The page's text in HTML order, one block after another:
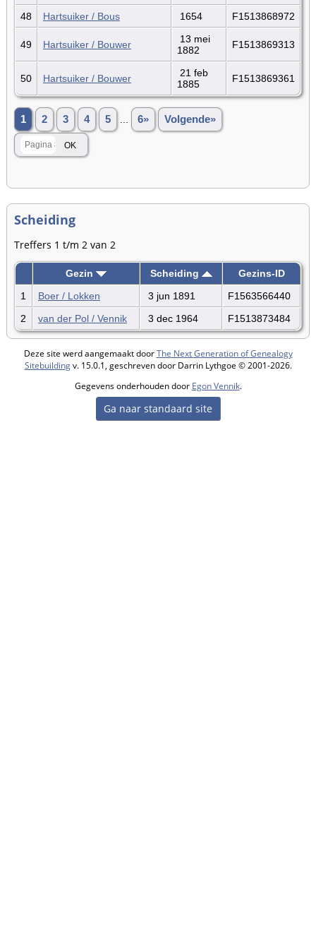
48 Hartsuiker / Bous 1654 F1513868972
49 Hartsuiker / Bouwer
13 mei
1882
F1513869313
50 Hartsuiker / Bouwer
21 feb
1885
F1513869361
1 2 3 4 5 6» Volgende»
Scheiding
Treffers 1 t/m 2 van 2
Gezin Scheiding
Gezins-ID
1
Boer / Lokken 3 jun 1891
F1563566440
2
van der Pol / Vennik 3 dec 1964 F1513873484
Deze site werd aangemaakt doorThe Next Generation of Genealogy
Sitebuildingv. 15.0.1, geschreven door Darrin Lythgoe © 2001-2026.
Gegevens onderhouden door Egon Vennik.
Ga naar standaard site